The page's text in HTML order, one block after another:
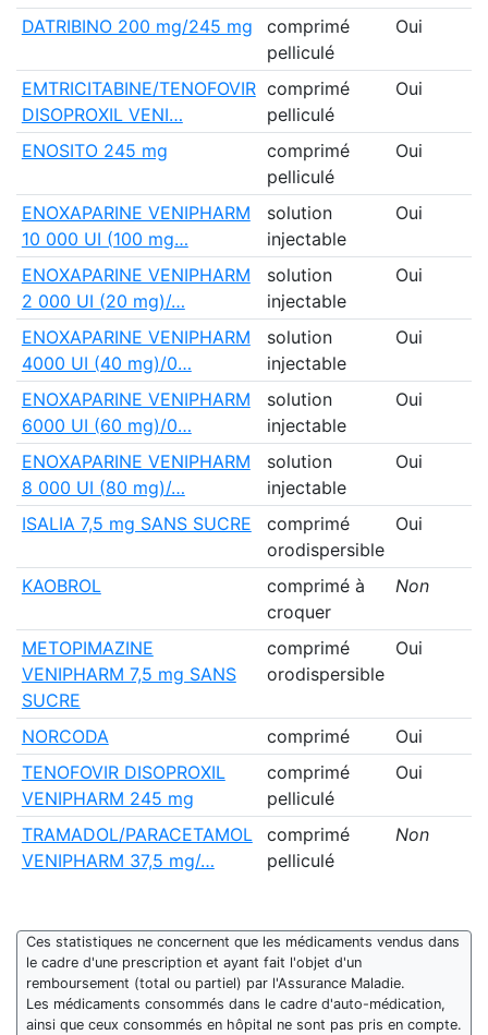
DATRIBINO 200 mg/245 mg
comprimé
pelliculé
Oui
EMTRICITABINE/TENOFOVIR
DISOPROXIL VENI…
comprimé
pelliculé
Oui
ENOSITO 245 mg
comprimé
pelliculé
Oui
ENOXAPARINE VENIPHARM
10 000 UI (100 mg…
solution
injectable
Oui
ENOXAPARINE VENIPHARM
2 000 UI (20 mg)/…
solution
injectable
Oui
ENOXAPARINE VENIPHARM
4000 UI (40 mg)/0…
solution
injectable
Oui
ENOXAPARINE VENIPHARM
6000 UI (60 mg)/0…
solution
injectable
Oui
ENOXAPARINE VENIPHARM
8 000 UI (80 mg)/…
solution
injectable
Oui
ISALIA 7,5 mg SANS SUCRE
comprimé
orodispersible
Oui
KAOBROL
comprimé à
croquer
Non
METOPIMAZINE
VENIPHARM 7,5 mg SANS
SUCRE
comprimé
orodispersible
Oui
NORCODA comprimé
Oui
TENOFOVIR DISOPROXIL
VENIPHARM 245 mg
comprimé
pelliculé
Oui
TRAMADOL/PARACETAMOL
VENIPHARM 37,5 mg/…
comprimé
pelliculé
Non
Ces statistiques ne concernent que les médicaments vendus dans
le cadre d'une prescription et ayant fait l'objet d'un
remboursement (total ou partiel) par l'Assurance Maladie.
Les médicaments consommés dans le cadre d'auto-médication,
ainsi que ceux consommés en hôpital ne sont pas pris en compte.